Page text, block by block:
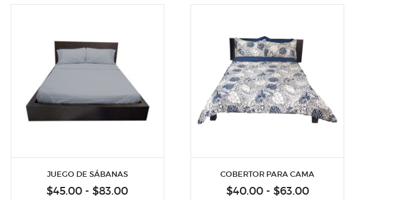
JUEGO DE SÁBANAS
$45.00 - $83.00Rango
COBERTOR PARA CAMA
$40.00 - $63.00Rango